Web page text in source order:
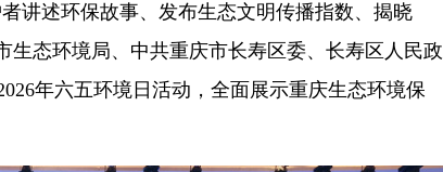
讲述环保故事、发布生态文明传播指数、揭晓
态环境局、中共重庆市长寿区委、长寿区人民政
年六五环境日活动，全面展示重庆生态环境保